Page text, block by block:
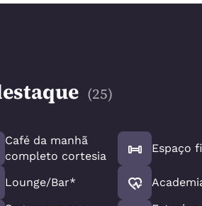
(25)
Café da manhã
completo cortesia
Lounge/Bar*
Espaço